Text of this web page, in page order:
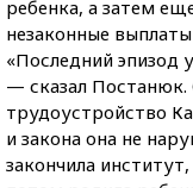
ребенка, а затем
незаконные
«Последний эпизод
— сказал Постанюк.
трудоустройство
и закона она не
закончила